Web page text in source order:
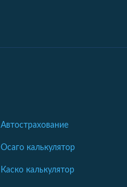
Автострахование
Осаго калькулятор
Каско калькулятор